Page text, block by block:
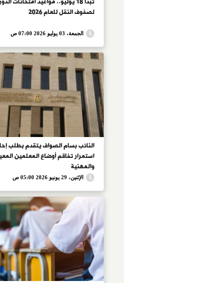
لصفوف النقل للعام 2026
الجمعة، 03 يوليو 2026 07:00 ص
النائب بسام الصواف يتقدم بطلب
استمرار تفاقم أوضاع المعلمين
والمهنية
الإثنين، 29 يونيو 2026 05:00 ص